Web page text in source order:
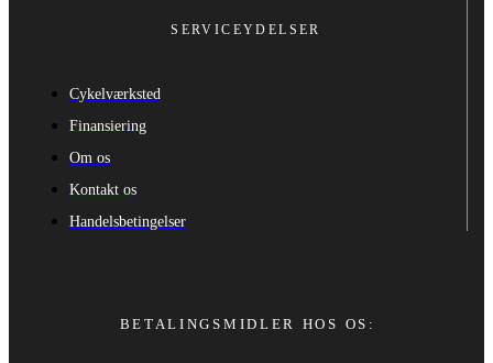
SERVICEYDELSER
Cykelværksted
Finansiering
Om os
Kontakt os
Handelsbetingelser
BETALINGSMIDLER HOS OS: